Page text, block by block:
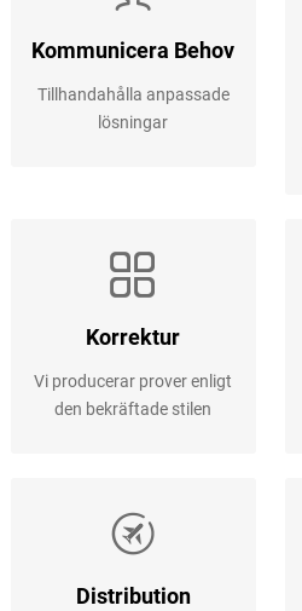
Kommunicera Behov
Tillhandahålla anpassade
lösningar
Korrektur
Vi producerar prover enligt
den bekräftade stilen
Distribution